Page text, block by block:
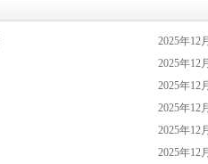
2025年12
2025年12
2025年12
2025年12
2025年12
2025年12